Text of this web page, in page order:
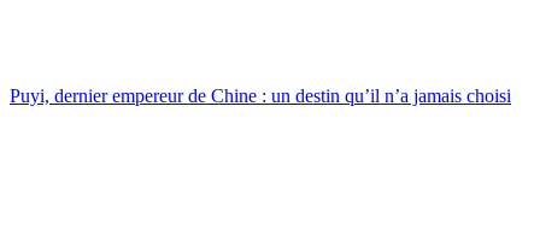
Puyi, dernier empereur de Chine : un destin qu’il n’a jamais choisi